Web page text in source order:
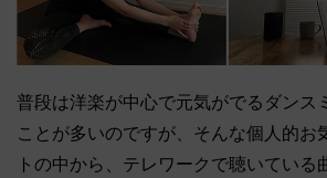
普段は洋楽が中心で元気がでるダンス
ことが多いのですが、そんな個人的お
トの中から、テレワークで聴いている